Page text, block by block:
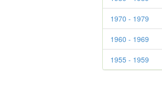
1970 - 1979
1960 - 1969
1955 - 1959